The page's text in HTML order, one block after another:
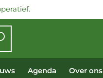
Agenda Over ons